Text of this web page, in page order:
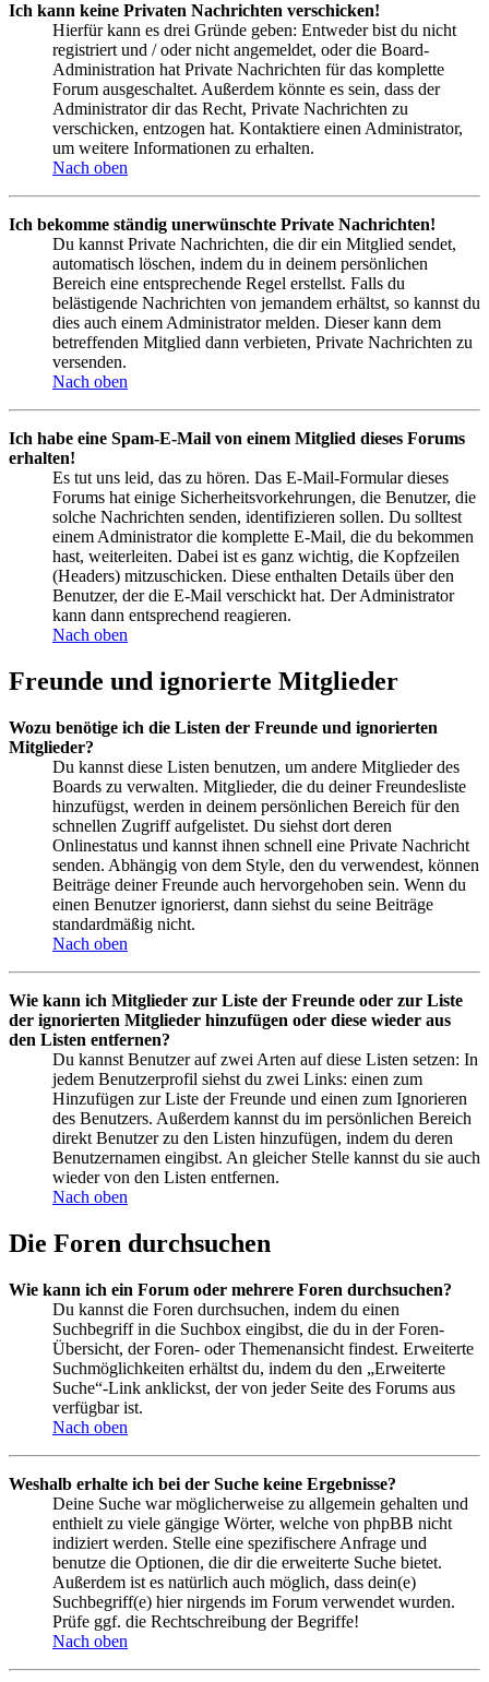
Ich kann keine Privaten Nachrichten verschicken!
Hierfür kann es drei Gründe geben: Entweder bist du nicht
registriert und / oder nicht angemeldet, oder die Board-
Administration hat Private Nachrichten für das komplette
Forum ausgeschaltet. Außerdem könnte es sein, dass der
Administrator dir das Recht, Private Nachrichten zu
verschicken, entzogen hat. Kontaktiere einen Administrator,
um weitere Informationen zu erhalten.
Nach oben
Ich bekomme ständig unerwünschte Private Nachrichten!
Du kannst Private Nachrichten, die dir ein Mitglied sendet,
automatisch löschen, indem du in deinem persönlichen
Bereich eine entsprechende Regel erstellst. Falls du
belästigende Nachrichten von jemandem erhältst, so kannst du
dies auch einem Administrator melden. Dieser kann dem
betreffenden Mitglied dann verbieten, Private Nachrichten zu
versenden.
Nach oben
Ich habe eine Spam-E-Mail von einem Mitglied dieses Forums
erhalten!
Es tut uns leid, das zu hören. Das E-Mail-Formular dieses
Forums hat einige Sicherheitsvorkehrungen, die Benutzer, die
solche Nachrichten senden, identifizieren sollen. Du solltest
einem Administrator die komplette E-Mail, die du bekommen
hast, weiterleiten. Dabei ist es ganz wichtig, die Kopfzeilen
(Headers) mitzuschicken. Diese enthalten Details über den
Benutzer, der die E-Mail verschickt hat. Der Administrator
kann dann entsprechend reagieren.
Nach oben
Freunde und ignorierte Mitglieder
Wozu benötige ich die Listen der Freunde und ignorierten
Mitglieder?
Du kannst diese Listen benutzen, um andere Mitglieder des
Boards zu verwalten. Mitglieder, die du deiner Freundesliste
hinzufügst, werden in deinem persönlichen Bereich für den
schnellen Zugriff aufgelistet. Du siehst dort deren
Onlinestatus und kannst ihnen schnell eine Private Nachricht
senden. Abhängig von dem Style, den du verwendest, können
Beiträge deiner Freunde auch hervorgehoben sein. Wenn du
einen Benutzer ignorierst, dann siehst du seine Beiträge
standardmäßig nicht.
Nach oben
Wie kann ich Mitglieder zur Liste der Freunde oder zur Liste
der ignorierten Mitglieder hinzufügen oder diese wieder aus
den Listen entfernen?
Du kannst Benutzer auf zwei Arten auf diese Listen setzen: In
jedem Benutzerprofil siehst du zwei Links: einen zum
Hinzufügen zur Liste der Freunde und einen zum Ignorieren
des Benutzers. Außerdem kannst du im persönlichen Bereich
direkt Benutzer zu den Listen hinzufügen, indem du deren
Benutzernamen eingibst. An gleicher Stelle kannst du sie auch
wieder von den Listen entfernen.
Nach oben
Die Foren durchsuchen
Wie kann ich ein Forum oder mehrere Foren durchsuchen?
Du kannst die Foren durchsuchen, indem du einen
Suchbegriff in die Suchbox eingibst, die du in der Foren-
Übersicht, der Foren- oder Themenansicht findest. Erweiterte
Suchmöglichkeiten erhältst du, indem du den „Erweiterte
Suche“-Link anklickst, der von jeder Seite des Forums aus
verfügbar ist.
Nach oben
Weshalb erhalte ich bei der Suche keine Ergebnisse?
Deine Suche war möglicherweise zu allgemein gehalten und
enthielt zu viele gängige Wörter, welche von phpBB nicht
indiziert werden. Stelle eine spezifischere Anfrage und
benutze die Optionen, die dir die erweiterte Suche bietet.
Außerdem ist es natürlich auch möglich, dass dein(e)
Suchbegriff(e) hier nirgends im Forum verwendet wurden.
Prüfe ggf. die Rechtschreibung der Begriffe!
Nach oben